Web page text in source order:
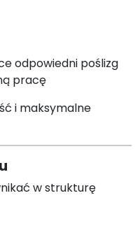
odpowiedni poślizg
pracę
i maksymalne
w strukturę